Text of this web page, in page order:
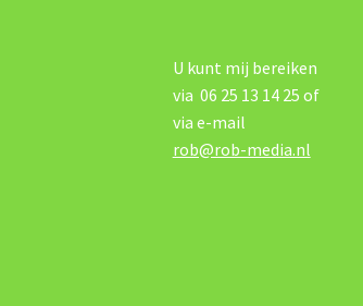
U kunt mij bereiken
via 06 25 13 14 25 of
via e-mail
rob@rob-media.nl